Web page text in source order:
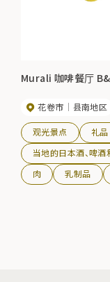
Murali 咖啡餐厅
花卷市 县南地区
观光景点 礼品
当地的日本酒、啤
肉
乳制品